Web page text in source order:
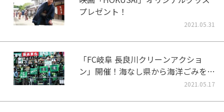
プレゼント！
2021.05.31
「FC岐阜 長良川クリーンアクショ
ン」開催！海なし県から海洋ごみをな
2021.05.17